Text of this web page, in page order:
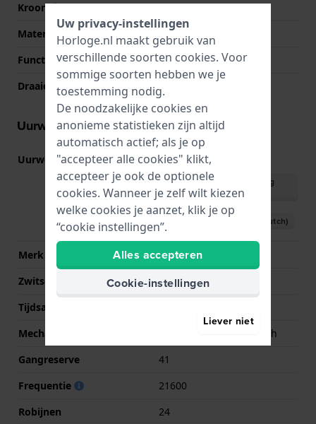
Kroon
Trek kroon
Materiaal bezel
Roestvrij staal
Functie bezel
Duiken
Draaiende bezel
Eén richting draaibaar
Uurwerk informatie
Uurwerk nr. 4R36 (Bekijk specificaties
Download handleiding
(English)
Download handleiding (Dutch)
Merk uurwerk
Seiko
Zwitsers uurwerk
Nee
Tijdsaanduiding
Mechanisme
Mechanisch automatisch
Gangreserve
41
Frequentie
21600
Robijnen
24
Uw privacy-instellingen
Horloge.nl maakt gebruik van
verschillende soorten cookies. Voor
sommige soorten hebben we je
toestemming nodig.
De noodzakelijke cookies en
anonieme statistieken zijn altijd
automatisch actief; als je op
"accepteer alle cookies" klikt,
accepteer je ook de optionele
cookies. Wanneer je zelf wilt kiezen
welke cookies je aanzet, klik je op
“cookie instellingen”.
Alles accepteren
Cookie-instellingen
Liever niet